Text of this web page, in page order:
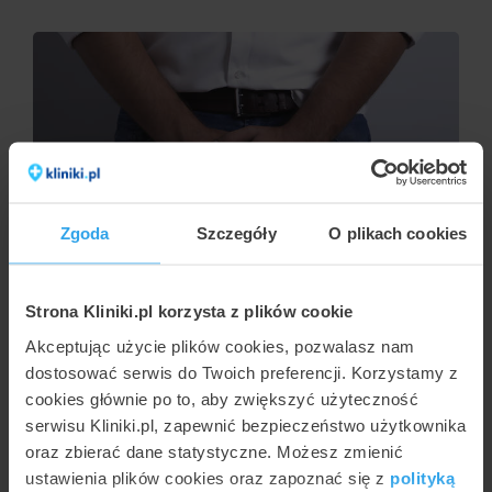
Zgoda Szczegóły O plikach cookies
Strona Kliniki.pl korzysta z plików cookie
Akceptując użycie plików cookies, pozwalasz nam
dostosować serwis do Twoich preferencji. Korzystamy z
cookies głównie po to, aby zwiększyć użyteczność
serwisu Kliniki.pl, zapewnić bezpieczeństwo użytkownika
oraz zbierać dane statystyczne. Możesz zmienić
ustawienia plików cookies oraz zapoznać się z polityką